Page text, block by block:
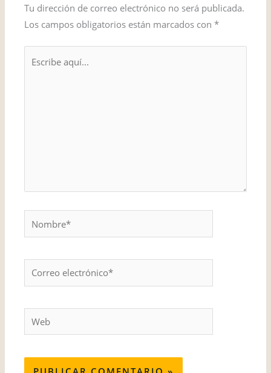
Tu dirección de correo electrónico no será publicada.
Los campos obligatorios están marcados con*
Nombre*
Correo
electrónico*